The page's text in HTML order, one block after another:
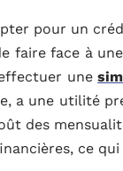
pour un
faire face à
une
a une utilité
des
ce